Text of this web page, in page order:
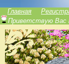
Главная
Приветствую Вас